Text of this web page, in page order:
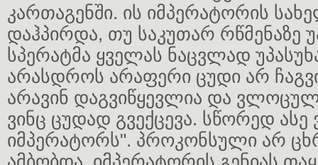
კართაგენში. ის იმპერატორის
დაჰპირდა, თუ საკუთარ რწმენაზე
სპერატმა ყველას ნაცვლად
არასდროს არაფერი ცუდი არ
არავინ დაგვიწყევლია და
ვინც ცუდად გვექცევა. სწორედ ასე
იმპერატორს". პროკონსული არ